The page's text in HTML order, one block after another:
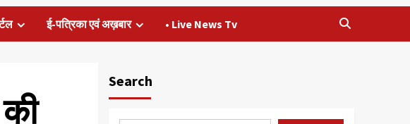
ई-पत्रिका एवं अख़बार • Live News Tv
Search